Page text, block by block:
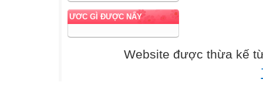
ƯƠC GÌ ĐƯỢC NẤY
Website được thừa kế